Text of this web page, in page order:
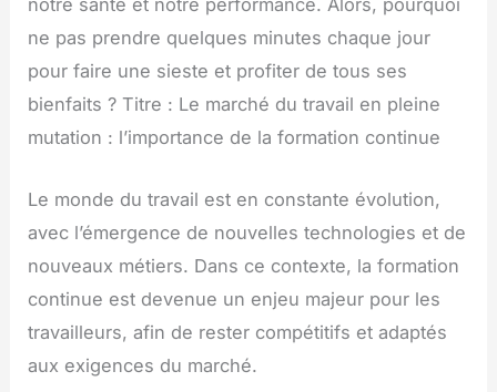
ne pas prendre quelques minutes chaque jour
pour faire une sieste et profiter de tous ses
bienfaits ? Titre : Le marché du travail en pleine
mutation : l’importance de la formation continue
Le monde du travail est en constante évolution,
avec l’émergence de nouvelles technologies et de
nouveaux métiers. Dans ce contexte, la formation
continue est devenue un enjeu majeur pour les
travailleurs, afin de rester compétitifs et adaptés
aux exigences du marché.